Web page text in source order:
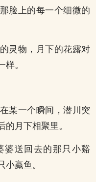
脸上的每一个细微的
灵物，月下的花露对
。
某一个瞬间，潜川突
月下相聚里。
婆送回去的那只小谿
蠃鱼。